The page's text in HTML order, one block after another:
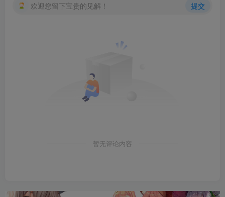
欢迎您留下宝贵的见解！ 提交
暂无评论内容